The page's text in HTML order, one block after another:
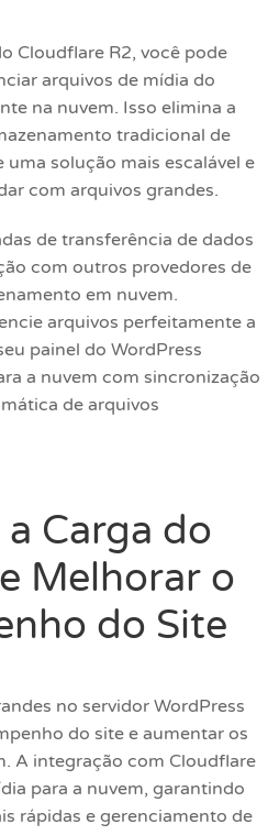
Cloudflare R2, você pode
arquivos de mídia do
na nuvem. Isso elimina a
tradicional de
solução mais escalável e
com arquivos grandes.
de transferência de dados
com outros provedores de
em nuvem.
arquivos perfeitamente a
painel do WordPress
a nuvem com sincronização
de arquivos
Carga do
Melhorar o
do Site
no servidor WordPress
do site e aumentar os
A integração com Cloudflare
para a nuvem, garantindo
rápidas e gerenciamento de